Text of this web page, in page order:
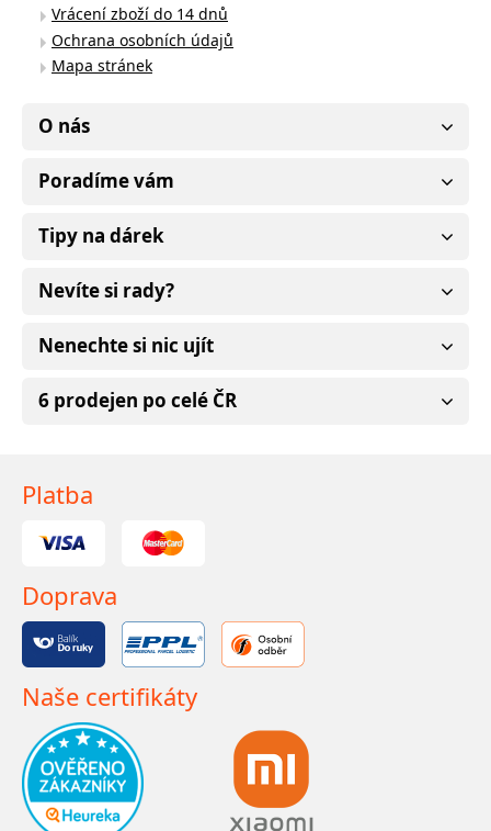
Vrácení zboží do 14 dnů
Ochrana osobních údajů
Mapa stránek
O nás
Poradíme vám
Tipy na dárek
Nevíte si rady?
Nenechte si nic ujít
6 prodejen po celé ČR
Platba
Doprava
Naše certifikáty